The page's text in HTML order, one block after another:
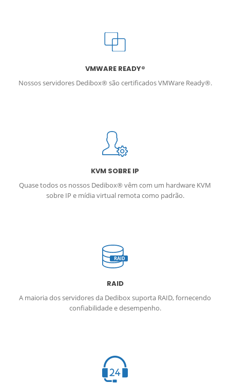
VMWARE READY®
Nossos servidores Dedibox® são certificados VMWare Ready®.
KVM SOBRE IP
Quase todos os nossos Dedibox® vêm com um hardware KVM
sobre IP e mídia virtual remota como padrão.
RAID
RAID
A maioria dos servidores da Dedibox suporta RAID, fornecendo
confiabilidade e desempenho.